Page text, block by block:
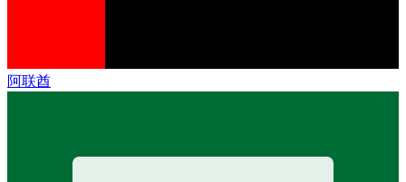
阿联酋